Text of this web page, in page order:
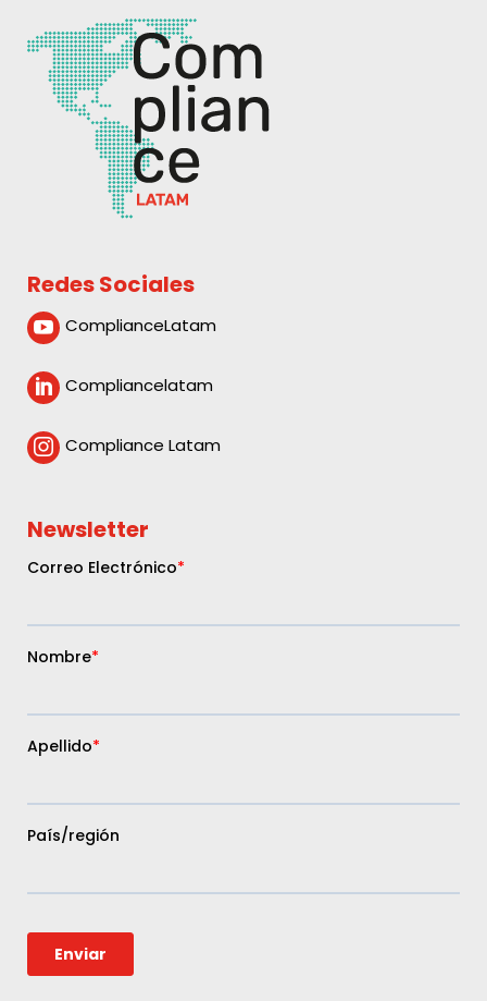
Redes Sociales
 ComplianceLatam
 Compliancelatam
 Compliance Latam
Newsletter